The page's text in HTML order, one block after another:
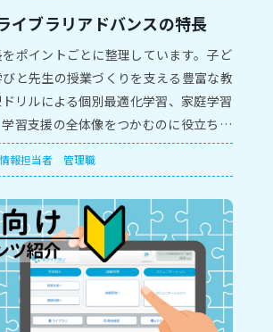
イブラリアドバンスの特長
ポイントごとに整理しています。子ど
と先生の授業づくりを支える豊富な教
リルによる個別最適化学習、家庭学習
習支援の全体像をつかむのに役立ちま
情報担当者 管理職